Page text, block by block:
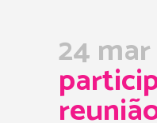
24 mar